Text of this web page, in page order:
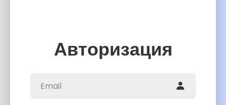
Авторизация